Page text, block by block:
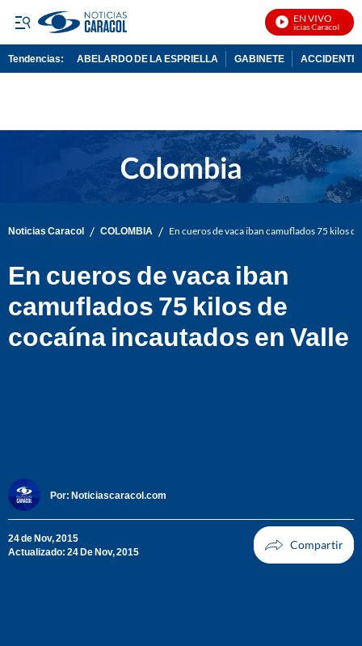
EN VIVO
Noticias Caracol En
Tendencias: ABELARDO DE LA ESPRIELLA GABINETE ACCIDENTE
Noticias Caracol / COLOMBIA / En cueros de vaca iban camuflados 75 kilos
En cueros de vaca iban
camuflados 75 kilos de
cocaína incautados en Valle
Por: Noticiascaracol.com
24 de Nov, 2015
Actualizado: 24 De Nov, 2015